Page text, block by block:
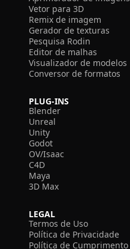
Vetor para 3D
Remix de imagem
Gerador de texturas
Pesquisa Rodin
Editor de malhas
Visualizador de modelos
Conversor de formatos
PLUG-INS
Blender
Unreal
Unity
Godot
OV/Isaac
C4D
Maya
3D Max
LEGAL
Termos de Uso
Política de Privacidade
Política de Cumprimento